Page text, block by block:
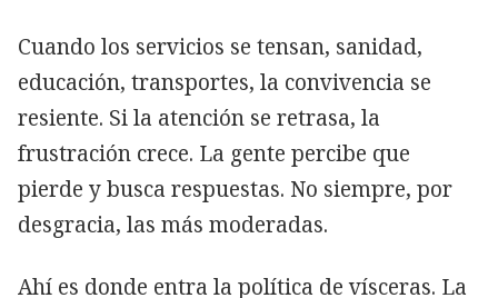
Cuando los servicios se tensan, sanidad,
educación, transportes, la convivencia se
resiente. Si la atención se retrasa, la
frustración crece. La gente percibe que
pierde y busca respuestas. No siempre, por
desgracia, las más moderadas.
Ahí es donde entra la política de vísceras. La